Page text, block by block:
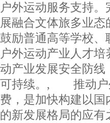
户外运动服务支持
展融合文体旅多业
鼓励普通高等学校
户外运动产业人才
动产业发展安全防
可持续。, 推动户
费，是加快构建以
的新发展格局的应